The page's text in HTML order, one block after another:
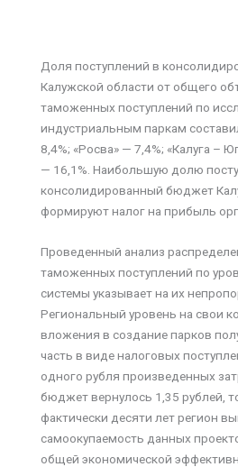
Доля поступлений в
Калужской области от общего
таможенных поступлений по
индустриальным паркам
8,4%; «Росва» — 7,4%; «Калуга –
— 16,1%. Наибольшую долю
консолидированный бюджет
формируют налог на прибыль
Проведенный анализ
таможенных поступлений по
системы указывает на их
Региональный уровень на свои
вложения в создание парков
часть в виде налоговых
одного рубля произведенных
бюджет вернулось 1,35 рублей,
фактически десяти лет регион
самоокупаемость данных
общей экономической